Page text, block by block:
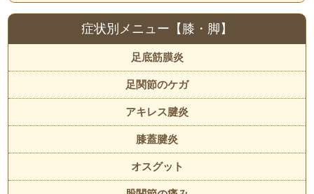
症状別メニュー【膝・脚】
足底筋膜炎
足関節のケガ
アキレス腱炎
膝蓋腱炎
オスグット